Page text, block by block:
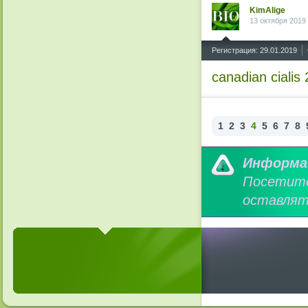
KimAlige
13 октября 2019
Регистрация: 29.01.2019
canadian cialis
1 2 3 4 5 6 7 8